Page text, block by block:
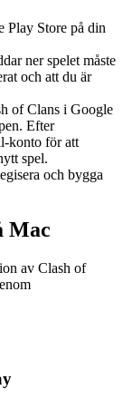
Play Store på din
ner spelet måste
och att du är
of Clans i Google
Efter
konto för att
spel.
och bygga
Mac
av Clash of